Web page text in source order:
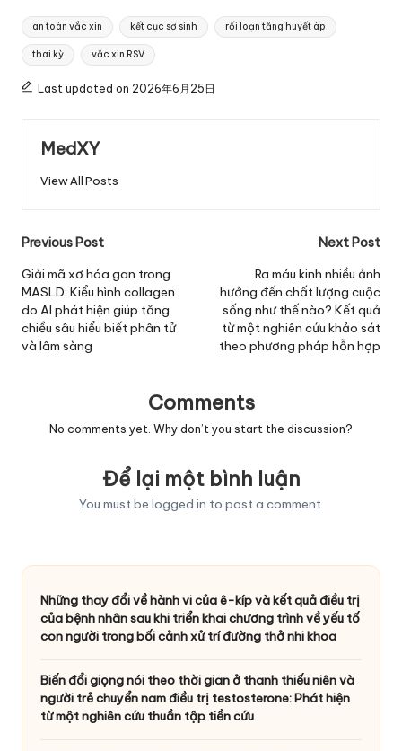
Tags:
an toàn vắc xin kết cục sơ sinh rối loạn tăng huyết áp
thai kỳ vắc xin RSV
Last updated on 2026年6月25日
MedXY
View All Posts
Post
navigation
Previous Post
Giải mã xơ hóa gan trong
MASLD: Kiểu hình collagen
do AI phát hiện giúp tăng
chiều sâu hiểu biết phân tử
và lâm sàng
Next Post
Ra máu kinh nhiều ảnh
hưởng đến chất lượng cuộc
sống như thế nào? Kết quả
từ một nghiên cứu khảo sát
theo phương pháp hỗn hợp
Comments
No comments yet. Why don’t you start the discussion?
Để lại một bình luận
You must be logged in to post a comment.
Những thay đổi về hành vi của ê-kíp và kết quả điều trị
của bệnh nhân sau khi triển khai chương trình về yếu tố
con người trong bối cảnh xử trí đường thở nhi khoa
Biến đổi giọng nói theo thời gian ở thanh thiếu niên và
người trẻ chuyển nam điều trị testosterone: Phát hiện
từ một nghiên cứu thuần tập tiền cứu